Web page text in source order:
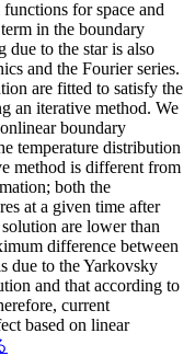
for space and
in the boundary
due to the star is also
and the Fourier series.
are fitted to satisfy the
an iterative method. We
boundary
temperature distribution
method is different from
both the
at a given time after
are lower than
difference between
due to the Yarkovsky
and that according to
current
based on linear